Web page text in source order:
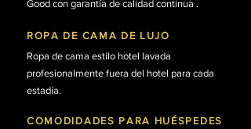
Good con garantía de calidad continua .
ROPA DE CAMA DE LUJO
Ropa de cama estilo hotel lavada
profesionalmente fuera del hotel para cada
estadía.
COMODIDADES PARA HUÉSPEDES